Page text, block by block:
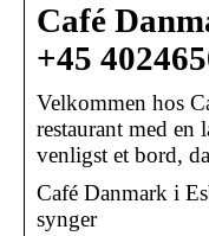
Café
+45
Velkommen hos
restaurant med en
venligst et bord,
Café Danmark i
synger